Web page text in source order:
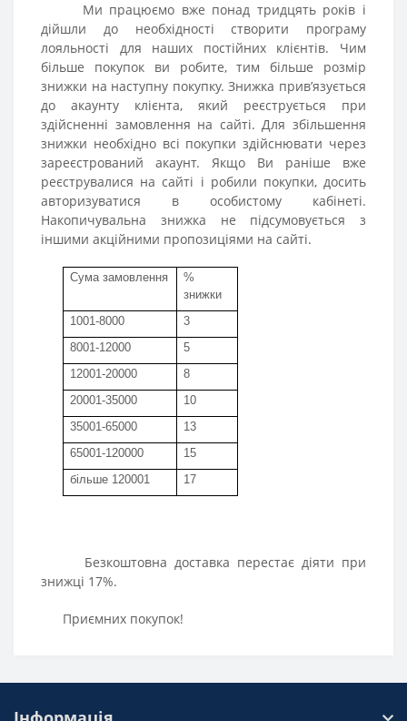
Ми працюємо вже понад тридцять років і
дійшли до необхідності створити програму
лояльності для наших постійних клієнтів. Чим
більше покупок ви робите, тим більше розмір
знижки на наступну покупку. Знижка прив’язується
до акаунту клієнта, який реєструється при
здійсненні замовлення на сайті. Для збільшення
знижки необхідно всі покупки здійснювати через
зареєстрований акаунт. Якщо Ви раніше вже
реєструвалися на сайті і робили покупки, досить
авторизуватися в особистому кабінеті.
Накопичувальна знижка не підсумовується з
іншими акційними пропозиціями на сайті.
Сума замовлення
%
знижки
1001-8000
3
8001-12000
5
12001-20000
8
20001-35000
10
35001-65000
13
65001-120000
15
більше 120001 17
Безкоштовна доставка перестає діяти при
знижці 17%.
Приємних покупок!